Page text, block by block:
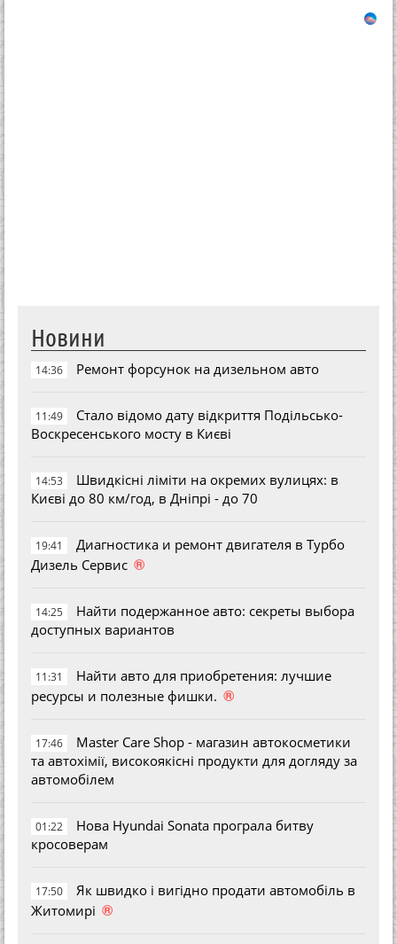
Новини
14:36 Ремонт форсунок на дизельном авто
11:49
Стало відомо дату відкриття Подільсько-
Воскресенського мосту в Києві
14:53
Швидкісні ліміти на окремих вулицях: в
Києві до 80 км/год, в Дніпрі - до 70
19:41
Диагностика и ремонт двигателя в Турбо
Дизель Сервис ®
14:25
Найти подержанное авто: секреты выбора
доступных вариантов
11:31
Найти авто для приобретения: лучшие
ресурсы и полезные фишки. ®
17:46
Master Care Shop - магазин автокосметики
та автохімії, високоякісні продукти для догляду за
автомобілем
01:22
Нова Hyundai Sonata програла битву
кросоверам
17:50
Як швидко і вигідно продати автомобіль в
Житомирі ®